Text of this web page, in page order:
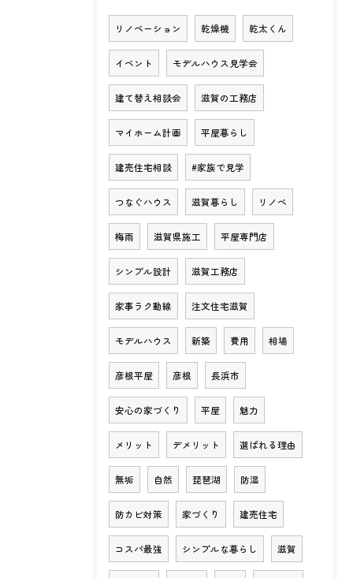
リノベーション 乾燥機 乾太くん
イベント モデルハウス見学会
建て替え相談会 滋賀の工務店
マイホーム計画 平屋暮らし
建売住宅相談 #家族で見学
つなぐハウス 滋賀暮らし リノベ
梅雨 滋賀県施工 平屋専門店
シンプル設計 滋賀工務店
家事ラク動線 注文住宅滋賀
モデルハウス 新築 費用 相場
彦根平屋 彦根 長浜市
安心の家づくり 平屋 魅力
メリット デメリット 選ばれる理由
無垢 自然 琵琶湖 防湿
防カビ対策 家づくり 建売住宅
コスパ最強 シンプルな暮らし 滋賀